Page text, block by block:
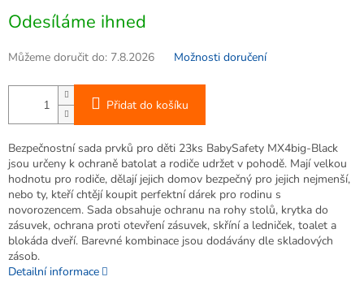
cena:
Odesíláme ihned
Můžeme doručit do: 7.8.2026 Možnosti doručení
Přidat do košíku
Bezpečnostní sada prvků pro děti 23ks BabySafety MX4big-Black
jsou určeny k ochraně batolat a rodiče udržet v pohodě. Mají velkou
hodnotu pro rodiče, dělají jejich domov bezpečný pro jejich nejmenší,
nebo ty, kteří chtějí koupit perfektní dárek pro rodinu s
novorozencem. Sada obsahuje ochranu na rohy stolů, krytka do
zásuvek, ochrana proti otevření zásuvek, skříní a ledniček, toalet a
blokáda dveří. Barevné kombinace jsou dodávány dle skladových
zásob.
Detailní informace